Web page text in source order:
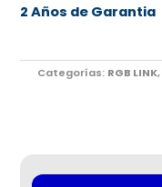
2 Años de Garantia
Categorías: RGB LINK,